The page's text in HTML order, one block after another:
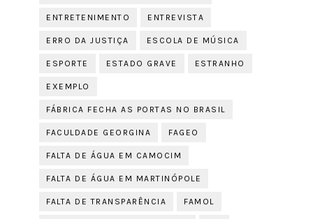
ENTRETENIMENTO ENTREVISTA
ERRO DA JUSTIÇA ESCOLA DE MÚSICA
ESPORTE ESTADO GRAVE ESTRANHO
EXEMPLO
FÁBRICA FECHA AS PORTAS NO BRASIL
FACULDADE GEORGINA FAGEO
FALTA DE ÁGUA EM CAMOCIM
FALTA DE ÁGUA EM MARTINÓPOLE
FALTA DE TRANSPARÊNCIA FAMOL